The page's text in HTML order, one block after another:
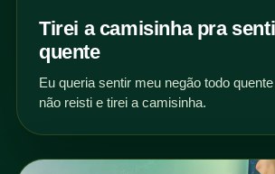
Tirei a camisinha pra
quente
Eu queria sentir meu negão todo
não reisti e tirei a camisinha.